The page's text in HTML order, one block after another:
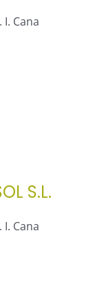
I. Cana
S.L.
I. Cana